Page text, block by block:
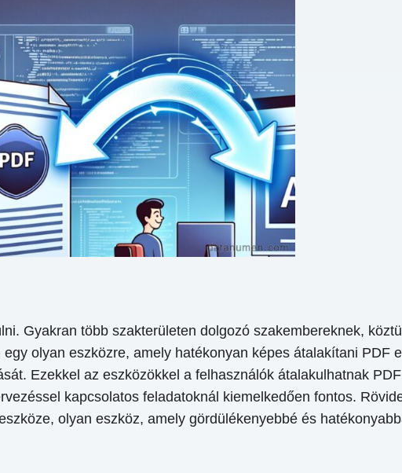
Gyakran több szakterületen dolgozó szakembereknek,
olyan eszközre, amely hatékonyan képes átalakítani PDF
Ezekkel az eszközökkel a felhasználók átalakulhatnak
kapcsolatos feladatoknál kiemelkedően fontos.
olyan eszköz, amely gördülékenyebbé és